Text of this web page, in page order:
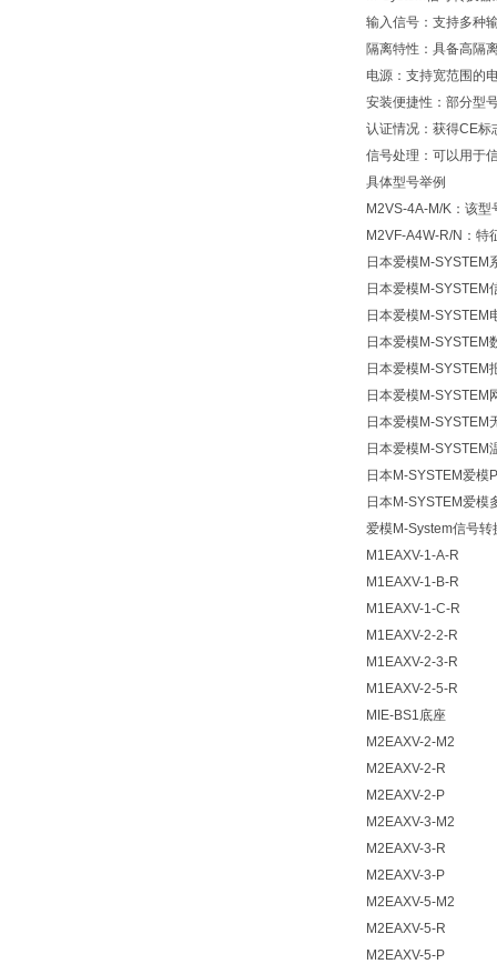
输入信号：支持多种
隔离特性：具备高隔
电源：支持宽范围的
安装便捷性：部分型
认证情况：获得CE标
信号处理：可以用于
具体型号举例
M2VS-4A-M/K：该
M2VF-A4W-R/N：特
日本爱模M-SYSTEM
日本爱模M-SYSTEM
日本爱模M-SYSTEM
日本爱模M-SYSTEM
日本爱模M-SYSTEM
日本爱模M-SYSTEM
日本爱模M-SYSTEM
日本爱模M-SYSTEM
日本M-SYSTEM爱模
日本M-SYSTEM爱模
爱模M-System信号转
M1EAXV-1-A-R
M1EAXV-1-B-R
M1EAXV-1-C-R
M1EAXV-2-2-R
M1EAXV-2-3-R
M1EAXV-2-5-R
MIE-BS1底座
M2EAXV-2-M2
M2EAXV-2-R
M2EAXV-2-P
M2EAXV-3-M2
M2EAXV-3-R
M2EAXV-3-P
M2EAXV-5-M2
M2EAXV-5-R
M2EAXV-5-P